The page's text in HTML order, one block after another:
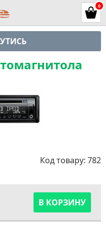
0
Код товару: 782
В КОРЗИНУ